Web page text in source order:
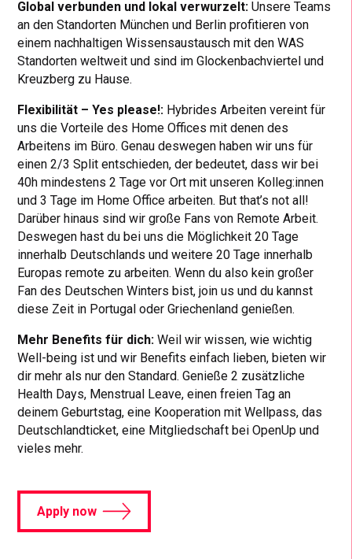
Global verbunden und lokal verwurzelt:Unsere Teams
an den Standorten München und Berlin profitieren von
einem nachhaltigen Wissensaustausch mit den WAS
Standorten weltweit und sind im Glockenbachviertel und
Kreuzberg zu Hause.
Flexibilität – Yes please!: Hybrides Arbeiten vereint für
uns die Vorteile des Home Offices mit denen des
Arbeitens im Büro. Genau deswegen haben wir uns für
einen 2/3 Split entschieden, der bedeutet, dass wir bei
40h mindestens 2 Tage vor Ort mit unseren Kolleg:innen
und 3 Tage im Home Office arbeiten. But that’s not all!
Darüber hinaus sind wir große Fans von Remote Arbeit.
Deswegen hast du bei uns die Möglichkeit 20 Tage
innerhalb Deutschlands und weitere 20 Tage innerhalb
Europas remote zu arbeiten. Wenn du also kein großer
Fan des Deutschen Winters bist, join us und du kannst
diese Zeit in Portugal oder Griechenland genießen.
Mehr Benefits für dich: Weil wir wissen, wie wichtig
Well-being ist und wir Benefits einfach lieben, bieten wir
dir mehr als nur den Standard. Genieße 2 zusätzliche
Health Days, Menstrual Leave, einen freien Tag an
deinem Geburtstag, eine Kooperation mit Wellpass, das
Deutschlandticket, eine Mitgliedschaft bei OpenUp und
vieles mehr.
Apply now